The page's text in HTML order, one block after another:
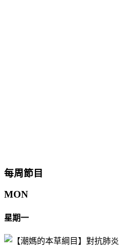
每周節目
MON
星期一